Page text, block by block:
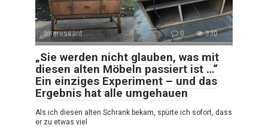
Interessant 0 330
„Sie werden nicht glauben, was mit
diesen alten Möbeln passiert ist …“
Ein einziges Experiment – und das
Ergebnis hat alle umgehauen
Als ich diesen alten Schrank bekam, spürte ich sofort, dass
er zu etwas viel